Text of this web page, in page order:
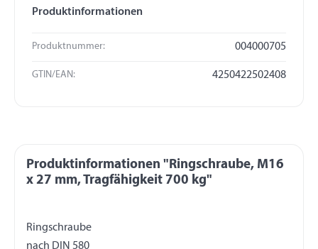
Produktinformationen
Produktnummer: 004000705
GTIN/EAN: 4250422502408
Produktinformationen "Ringschraube, M16
x 27 mm, Tragfähigkeit 700 kg"
Ringschraube
nach DIN 580